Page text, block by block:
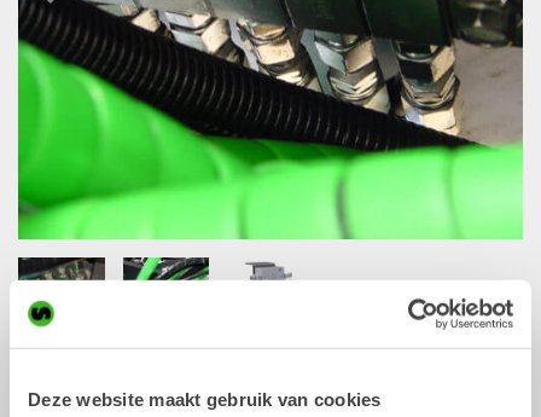
Deze website maakt gebruik van cookies
Download PDF Find dealers